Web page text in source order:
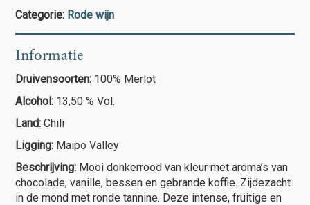
Categorie: Rode wijn
Informatie
Druivensoorten: 100% Merlot
Alcohol: 13,50 % Vol.
Land:Chili
Ligging: Maipo Valley
Beschrijving: Mooi donkerrood van kleur met aroma’s van
chocolade, vanille, bessen en gebrande koffie. Zijdezacht
in de mond met ronde tannine. Deze intense, fruitige en